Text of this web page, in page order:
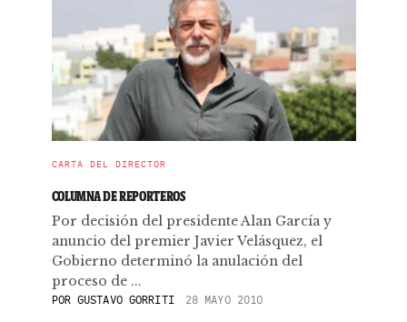
CARTA DEL DIRECTOR
COLUMNA DE REPORTEROS
Por decisión del presidente Alan García y
anuncio del premier Javier Velásquez, el
Gobierno determinó la anulación del
proceso de ...
POR GUSTAVO GORRITI 28 MAYO 2010